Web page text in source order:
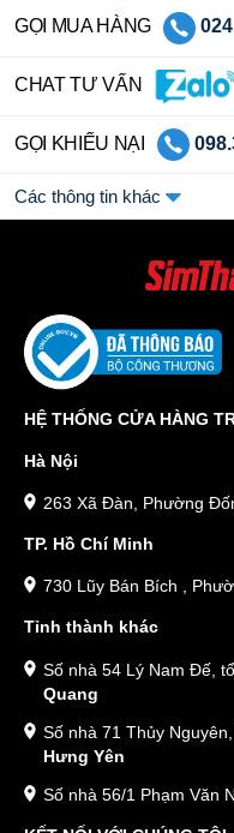
GỌI MUA HÀNG
CHAT TƯ VẤN
GỌI KHIẾU NẠI
Các thông tin khác
HỆ THỐNG CỬA HÀNG
Hà Nội
263 Xã Đàn, Phường
TP. Hồ Chí Minh
730 Lũy Bán Bích ,
Tỉnh thành khác
Số nhà 54 Lý Nam Đế,
Quang
Số nhà 71 Thủy
Hưng Yên
Số nhà 56/1 Phạm Văn